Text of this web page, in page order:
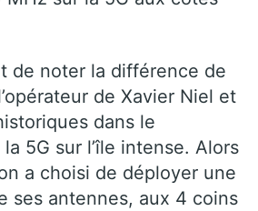
de noter la différence de
de Xavier Niel et
dans le
5G sur l’île intense. Alors
a choisi de déployer une
ses antennes, aux 4 coins